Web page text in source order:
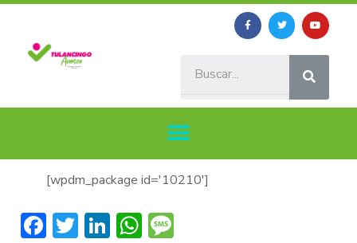
[wpdm_package id='10210']
Facebook
Twitter
LinkedIn
WhatsApp